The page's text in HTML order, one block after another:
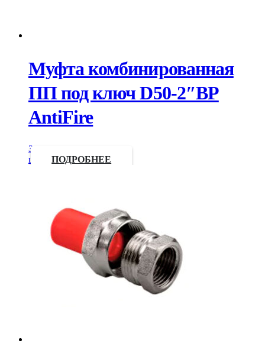
Муфта комбинированная
ПП под ключ D50-2″ВР
AntiFire
Запросить
цену
ПОДРОБНЕЕ